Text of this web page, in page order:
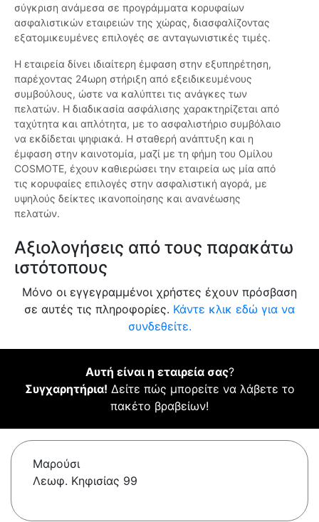
σύγκριση ανάμεσα σε προγράμματα κορυφαίων
ασφαλιστικών εταιρειών της χώρας, διασφαλίζοντας
εξατομικευμένες επιλογές σε ανταγωνιστικές τιμές.
Η εταιρεία δίνει ιδιαίτερη έμφαση στην εξυπηρέτηση,
παρέχοντας 24ωρη στήριξη από εξειδικευμένους
συμβούλους, ώστε να καλύπτει τις ανάγκες των
πελατών. Η διαδικασία ασφάλισης χαρακτηρίζεται από
ταχύτητα και απλότητα, με το ασφαλιστήριο συμβόλαιο
να εκδίδεται ψηφιακά. Η σταθερή ανάπτυξη και η
έμφαση στην καινοτομία, μαζί με τη φήμη του Ομίλου
COSMOTE, έχουν καθιερώσει την εταιρεία ως μία από
τις κορυφαίες επιλογές στην ασφαλιστική αγορά, με
υψηλούς δείκτες ικανοποίησης και ανανέωσης
πελατών.
Αξιολογήσεις από τους παρακάτω
ιστότοπους
Μόνο οι εγγεγραμμένοι χρήστες έχουν πρόσβαση
σε αυτές τις πληροφορίες. Κάντε κλικ εδώ για να
συνδεθείτε.
Αυτή είναι η εταιρεία σας?
Συγχαρητήρια! Δείτε πώς μπορείτε να λάβετε το
πακέτο βραβείων!
Μαρούσι
Λεωφ. Κηφισίας 99